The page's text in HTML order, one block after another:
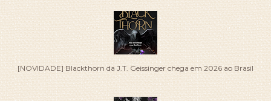
[NOVIDADE] Blackthorn da J.T. Geissinger chega em 2026 ao Brasil